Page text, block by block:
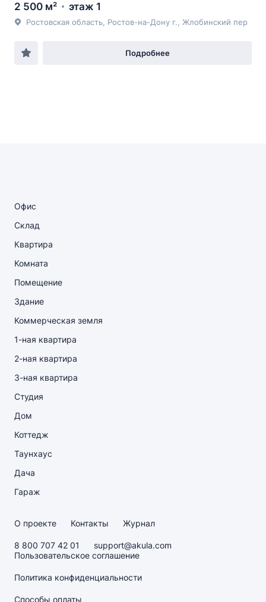
2 500 м² этаж 1
Ростовская область, Ростов-на-Дону г., Жлобинский пер
Подробнее
Офис
Склад
Квартира
Комната
Помещение
Здание
Коммерческая земля
1-ная квартира
2-ная квартира
3-ная квартира
Студия
Дом
Коттедж
Таунхаус
Дача
Гараж
О проекте Контакты Журнал
8 800 707 42 01
support@akula.com
Пользовательское соглашение
Политика конфиденциальности
Способы оплаты